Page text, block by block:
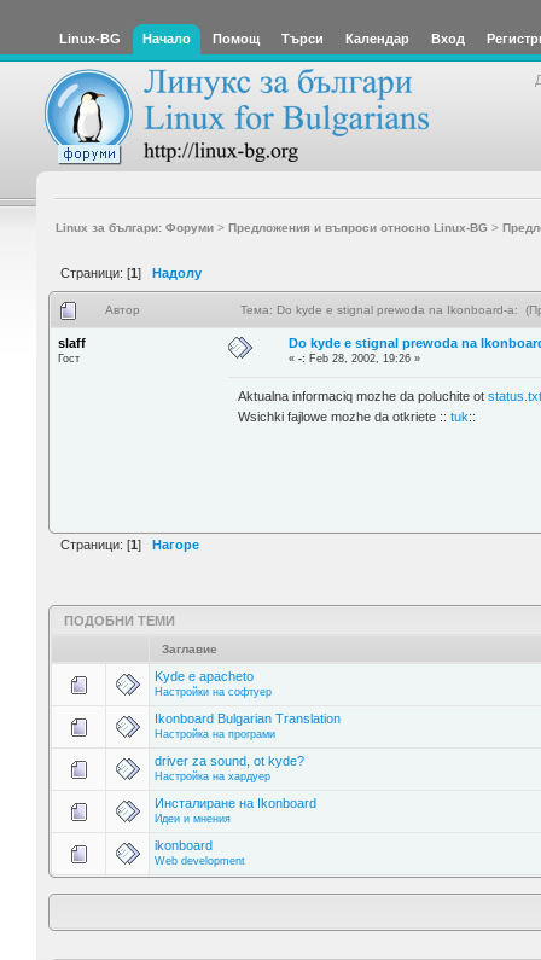
Linux-BG Начало Помощ Търси Календар Вход
Linux за българи: Форуми> Предложения и въпроси относно Linux-BG >
Страници: [1] Надолу
Автор Тема: Do kyde e stignal prewoda na Ikonboard-a:
slaff
Гост
Do kyde e stignal prewoda na
«-: Feb 28, 2002, 19:26 »
Aktualna informaciq mozhe da poluchite ot
Wsichki fajlowe mozhe da otkriete ::tuk::
Страници: [1] Нагоре
ПОДОБНИ ТЕМИ
Заглавие
Kyde e apacheto
Настройки на софтуер
Ikonboard Bulgarian Translation
Настройка на програми
driver za sound, ot kyde?
Настройка на хардуер
Инсталиране на Ikonboard
Идеи и мнения
ikonboard
Web development